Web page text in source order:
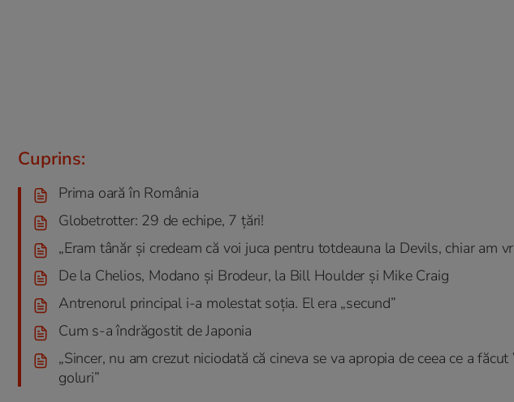
Cuprins:
Prima oară în România
Globetrotter: 29 de echipe, 7 țări!
„Eram tânăr și credeam că voi juca pentru totdeauna la Devils, chiar am
De la Chelios, Modano și Brodeur, la Bill Houlder și Mike Craig
Antrenorul principal i-a molestat soția. El era „secund”
Cum s-a îndrăgostit de Japonia
„Sincer, nu am crezut niciodată că cineva se va apropia de ceea ce a
goluri”